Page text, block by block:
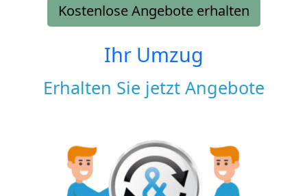
Kostenlose Angebote erhalten
Ihr Umzug
Erhalten Sie jetzt Angebote